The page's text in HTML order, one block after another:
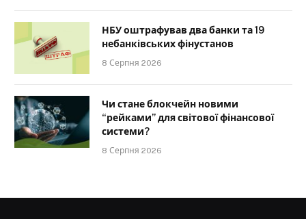
НБУ оштрафував два банки та 19
небанківських фінустанов
8 Серпня 2026
Чи стане блокчейн новими
“рейками” для світової фінансової
системи?
8 Серпня 2026